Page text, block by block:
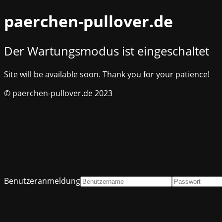
paerchen-pullover.de
Der Wartungsmodus ist eingeschaltet
Site will be available soon. Thank you for your patience!
© paerchen-pullover.de 2023
Benutzeranmeldung